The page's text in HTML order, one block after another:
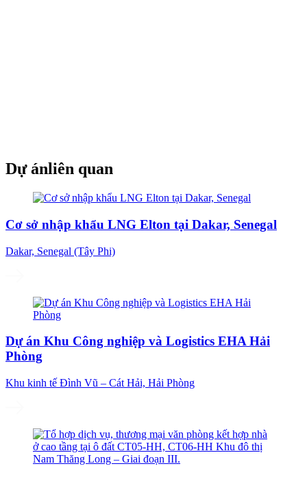
Dự ánliên quan
Cơ sở nhập khẩu LNG Elton tại Dakar, Senegal
Dakar, Senegal (Tây Phi)
Dự án Khu Công nghiệp và Logistics EHA Hải
Phòng
Khu kinh tế Đình Vũ – Cát Hải, Hải Phòng